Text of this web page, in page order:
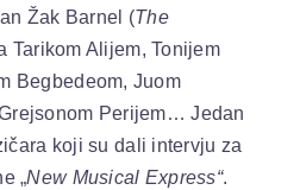
Žak Barnel (The
Tarikom Alijem, Tonijem
Begbedeom, Juom
Perijem… Jedan
koji su dali intervju za
„New Musical Express“.